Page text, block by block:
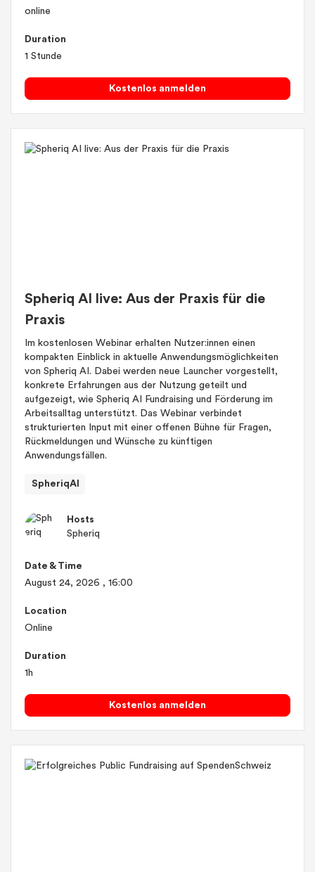
online
Duration
1 Stunde
Kostenlos anmelden
Spheriq AI live: Aus der Praxis für die
Praxis
Im kostenlosen Webinar erhalten Nutzer:innen einen
kompakten Einblick in aktuelle Anwendungsmöglichkeiten
von Spheriq AI. Dabei werden neue Launcher vorgestellt,
konkrete Erfahrungen aus der Nutzung geteilt und
aufgezeigt, wie Spheriq AI Fundraising und Förderung im
Arbeitsalltag unterstützt. Das Webinar verbindet
strukturierten Input mit einer offenen Bühne für Fragen,
Rückmeldungen und Wünsche zu künftigen
Anwendungsfällen.
SpheriqAI
Hosts
Spheriq
Date & Time
August 24, 2026 , 16:00
Location
Online
Duration
1h
Kostenlos anmelden